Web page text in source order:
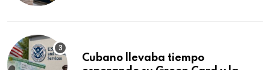
Cubano llevaba tiempo